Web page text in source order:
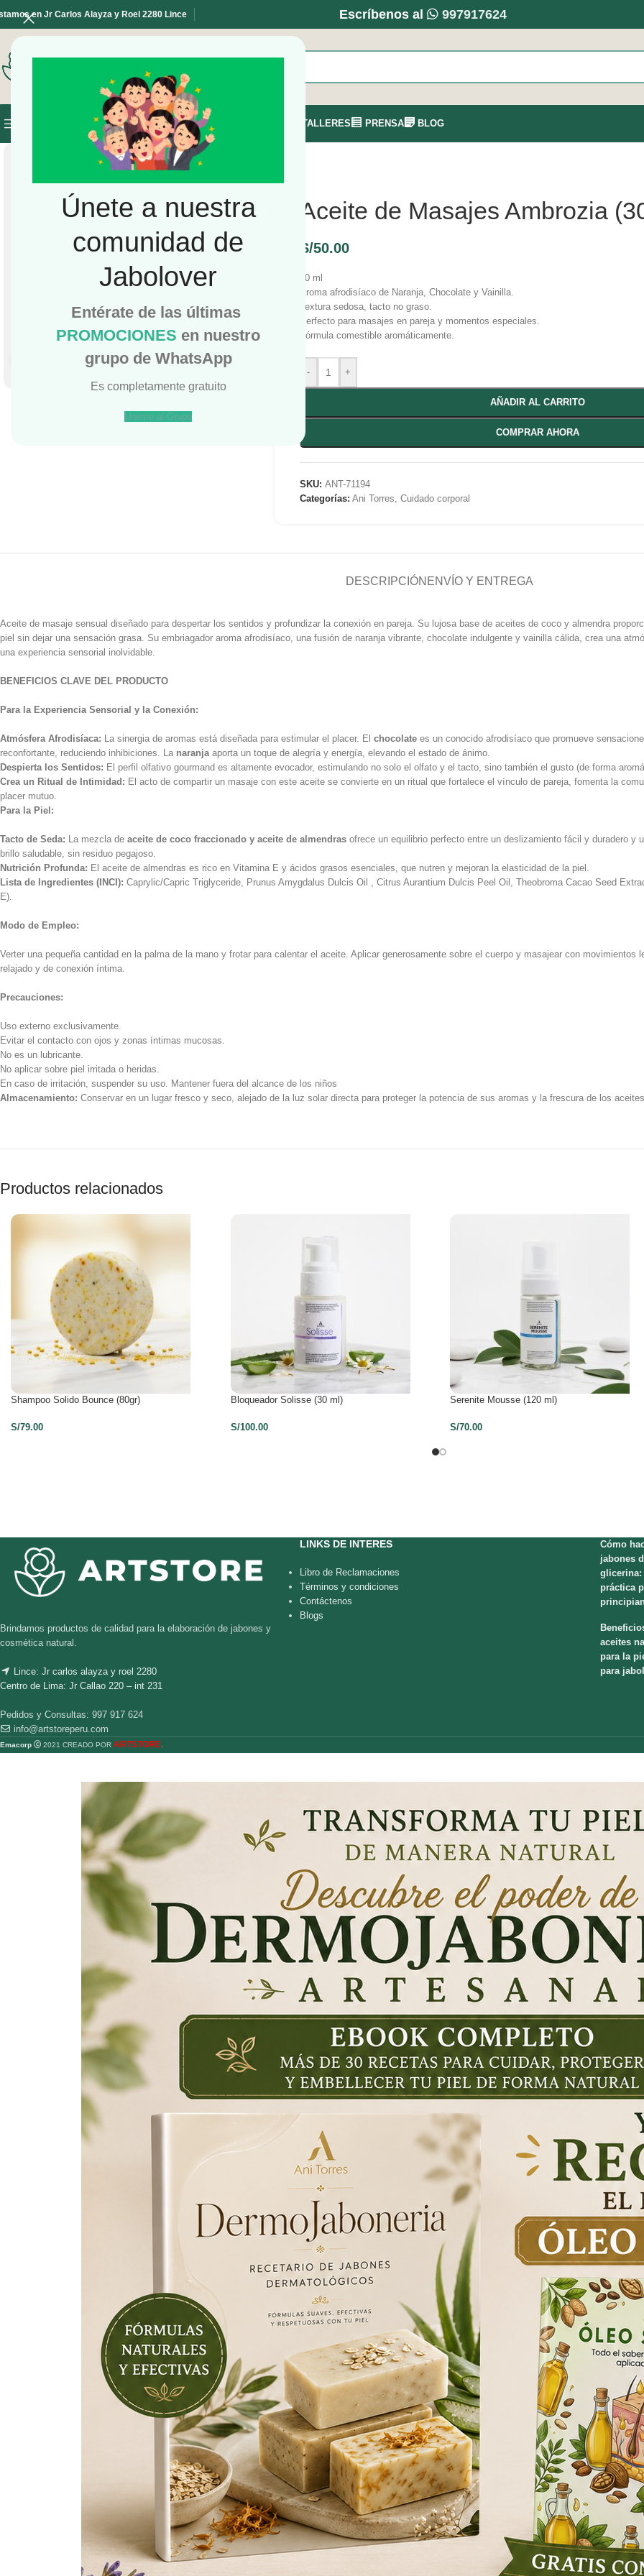
Únete a nuestra
comunidad de
Jabolover
Entérate de las últimas
PROMOCIONES en nuestro
grupo de WhatsApp
Es completamente gratuito
Unirme al Grupo
en Jr Carlos Alayza y Roel 2280 Lince Escríbenos al 997917624
NAVEGAR POR LAS CATEGORÍAS INICIO TALLERES PRENSA BLOG
Haga Click para agrandar
Aceite de Masajes Ambrozia
S/50.00
30 ml
Aroma afrodisíaco de Naranja, Chocolate y Vainilla.
Textura sedosa, tacto no graso.
Perfecto para masajes en pareja y momentos especiales.
Fórmula comestible aromáticamente.
- +
AÑADIR AL CARRITO
COMPRAR AHORA
SKU: ANT-71194
Categorías: Ani Torres, Cuidado corporal
DESCRIPCIÓN ENVÍO Y ENTREGA
Aceite de masaje sensual diseñado para despertar los sentidos y profundizar la conexión en pareja. Su lujosa base de aceites de coco y almendra
piel sin dejar una sensación grasa. Su embriagador aroma afrodisíaco, una fusión de naranja vibrante, chocolate indulgente y vainilla cálida, crea una
una experiencia sensorial inolvidable.
BENEFICIOS CLAVE DEL PRODUCTO
Para la Experiencia Sensorial y la Conexión:
Atmósfera Afrodisíaca: La sinergia de aromas está diseñada para estimular el placer. El chocolate es un conocido afrodisíaco que promueve
reconfortante, reduciendo inhibiciones. La naranjaaporta un toque de alegría y energía, elevando el estado de ánimo.
Despierta los Sentidos: El perfil olfativo gourmand es altamente evocador, estimulando no solo el olfato y el tacto, sino también el gusto (de forma
Crea un Ritual de Intimidad: El acto de compartir un masaje con este aceite se convierte en un ritual que fortalece el vínculo de pareja, fomenta la
placer mutuo.
Para la Piel:
Tacto de Seda: La mezcla de aceite de coco fraccionado y aceite de almendras ofrece un equilibrio perfecto entre un deslizamiento fácil y duradero y
brillo saludable, sin residuo pegajoso.
Nutrición Profunda: El aceite de almendras es rico en Vitamina E y ácidos grasos esenciales, que nutren y mejoran la elasticidad de la piel.
Lista de Ingredientes (INCI): Caprylic/Capric Triglyceride, Prunus Amygdalus Dulcis Oil , Citrus Aurantium Dulcis Peel Oil , Theobroma Cacao Seed
E).
Modo de Empleo:
Verter una pequeña cantidad en la palma de la mano y frotar para calentar el aceite. Aplicar generosamente sobre el cuerpo y masajear con movimientos
relajado y de conexión íntima.
Precauciones:
Uso externo exclusivamente.
Evitar el contacto con ojos y zonas íntimas mucosas.
No es un lubricante.
No aplicar sobre piel irritada o heridas.
En caso de irritación, suspender su uso. Mantener fuera del alcance de los niños
Almacenamiento: Conservar en un lugar fresco y seco, alejado de la luz solar directa para proteger la potencia de sus aromas y la frescura de los
Productos relacionados
Shampoo Solido Bounce (80gr)
S/79.00
Bloqueador Solisse (30 ml)
S/100.00
Serenite Mousse (120 ml)
S/70.00
Brindamos productos de calidad para la elaboración de jabones y
cosmética natural.
Lince: Jr carlos alayza y roel 2280
Centro de Lima: Jr Callao 220 – int 231
Pedidos y Consultas: 997 917 624
info@artstoreperu.com
LINKS DE INTERES
Libro de Reclamaciones
Términos y condiciones
Contáctenos
Blogs
Cómo
jabones
glicerina:
práctica
aceites
para la
para
Emacorp 2021 CREADO POR ARTSTORE.